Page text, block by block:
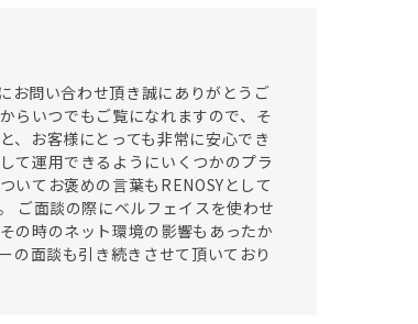
お問い合わせ頂き誠にありがとうご
らいつでもご覧になれますので、そ
、お客様にとっても非常に安心でき
て運用できるようにいくつかのプラ
いてお褒めの言葉もRENOSYとして
ご面談の際にベルフェイスを使わせ
の時のネット環境の影響もあったか
の面談も引き続きさせて頂いており